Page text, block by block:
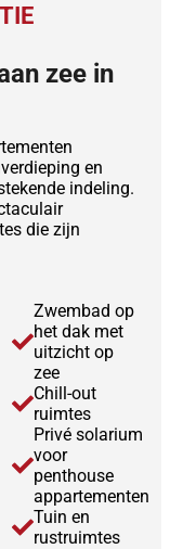
zee in
en
indeling.
die zijn
Zwembad op
het dak met
uitzicht op
zee
Chill-out
ruimtes
Privé solarium
voor
penthouse
appartementen
Tuin en
rustruimtes